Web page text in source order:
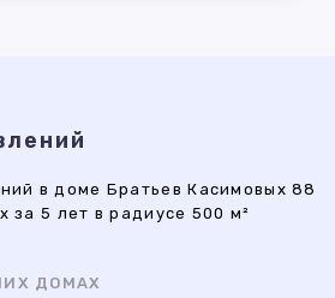
в доме Братьев Касимовых 88
за 5 лет в радиусе 500 м²
ДОМАХ